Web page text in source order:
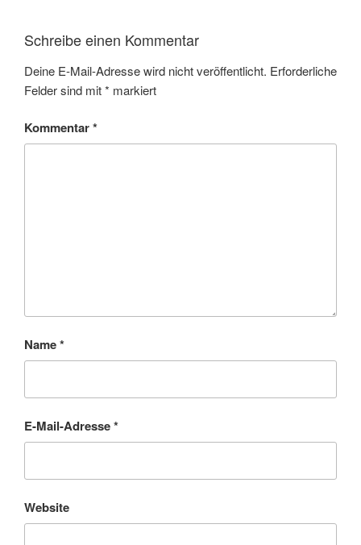
Schreibe einen Kommentar
Deine E-Mail-Adresse wird nicht veröffentlicht. Erforderliche
Felder sind mit* markiert
Kommentar*
Name*
E-Mail-Adresse*
Website